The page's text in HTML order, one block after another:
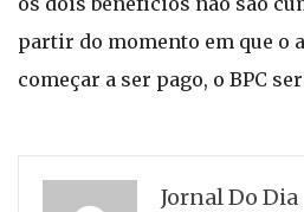
partir do momento em que o
começar a ser pago, o BPC
Jornal Do Dia